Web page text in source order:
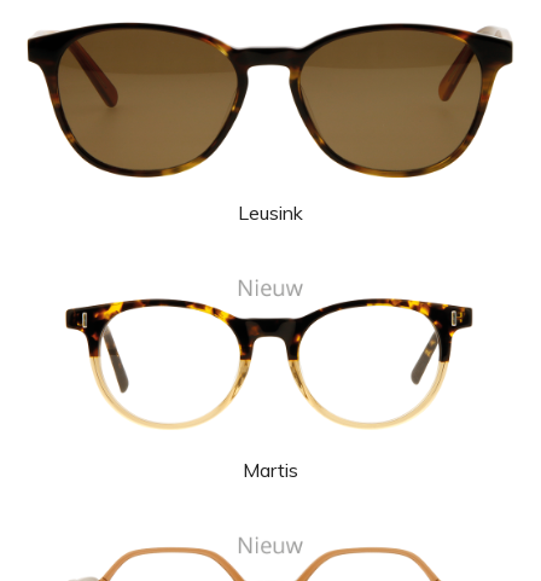
Leusink
Martis